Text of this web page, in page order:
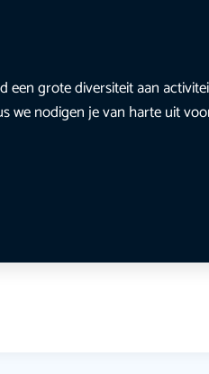
grote diversiteit aan
we nodigen je van harte uit